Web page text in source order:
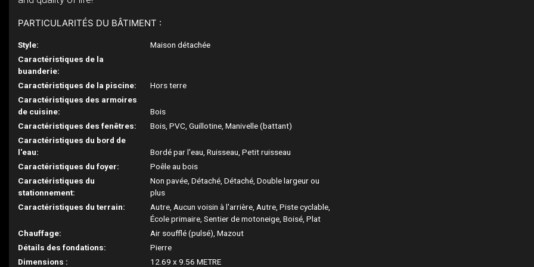
PARTICULARITÉS DU BÂTIMENT :
Style:
Maison détachée
Caractéristiques de la
buanderie:
Caractéristiques de la piscine:
Hors terre
Caractéristiques des armoires
de cuisine:
Bois
Caractéristiques des fenêtres:
Bois, PVC, Guillotine, Manivelle (battant)
Caractéristiques du bord de
l'eau:
Bordé par l'eau, Ruisseau, Petit ruisseau
Caractéristiques du foyer:
Poêle au bois
Caractéristiques du
stationnement:
Non pavée, Détaché, Détaché, Double largeur ou
plus
Caractéristiques du terrain:
Autre, Aucun voisin à l'arrière, Autre, Piste cyclable,
École primaire, Sentier de motoneige, Boisé, Plat
Chauffage:
Air soufflé (pulsé), Mazout
Détails des fondations:
Pierre
Dimensions :
12.69 x 9.56 METRE